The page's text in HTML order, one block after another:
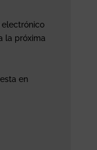
electrónico
la próxima
en